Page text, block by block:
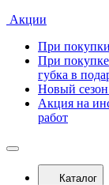
Акции
При покупки
При
губка в
Новый
Акция на
работ
Каталог